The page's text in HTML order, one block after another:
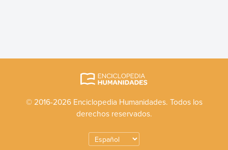
© 2016-2026 Enciclopedia Humanidades. Todos los
derechos reservados.